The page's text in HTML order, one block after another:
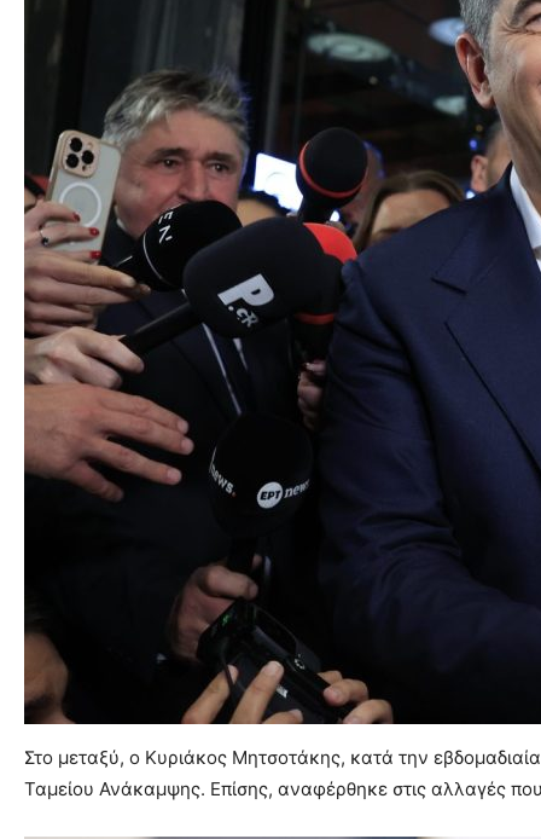
Στο μεταξύ, ο Κυριάκος Μητσοτάκης, κατά την
Ταμείου Ανάκαμψης. Επίσης, αναφέρθηκε στις αλλαγές